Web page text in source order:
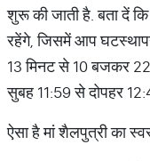
शुरू की जाती है. बता दें
रहेंगे, जिसमें आप
13 मिनट से 10 बजकर
सुबह 11:59 से दोपहर
ऐसा है मां शैलपुत्री का